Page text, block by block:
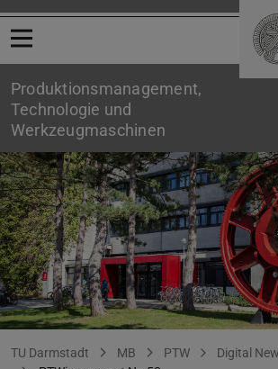
Menü öffnen
Produktionsmanagement,
Technologie und
Werkzeugmaschinen
Sie befinden sich hier:
TU Darmstadt MB PTW
Digital